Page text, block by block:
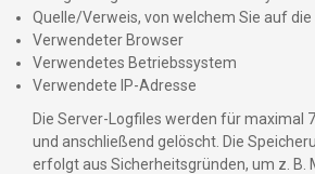
Quelle/Verweis, von welchem Sie auf
Verwendeter Browser
Verwendetes Betriebssystem
Verwendete IP-Adresse
Die Server-Logfiles werden für maximal
und anschließend gelöscht. Die
erfolgt aus Sicherheitsgründen, um z. B.